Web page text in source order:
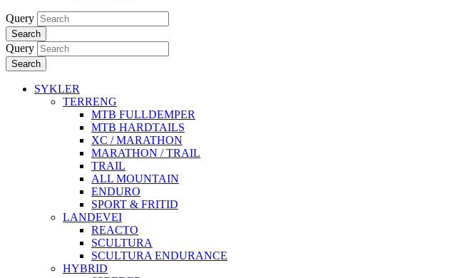
Query
Search
Query
Search
SYKLER
TERRENG
MTB FULLDEMPER
MTB HARDTAILS
XC / MARATHON
MARATHON / TRAIL
TRAIL
ALL MOUNTAIN
ENDURO
SPORT & FRITID
LANDEVEI
REACTO
SCULTURA
SCULTURA ENDURANCE
HYBRID